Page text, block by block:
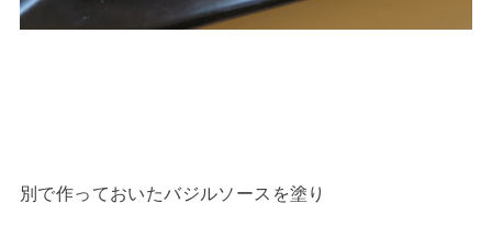
別で作っておいたバジルソースを塗り